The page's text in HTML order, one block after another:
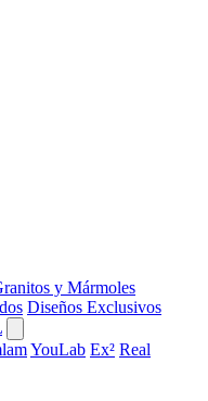
y Mármoles
Diseños Exclusivos
YouLab Ex² Real